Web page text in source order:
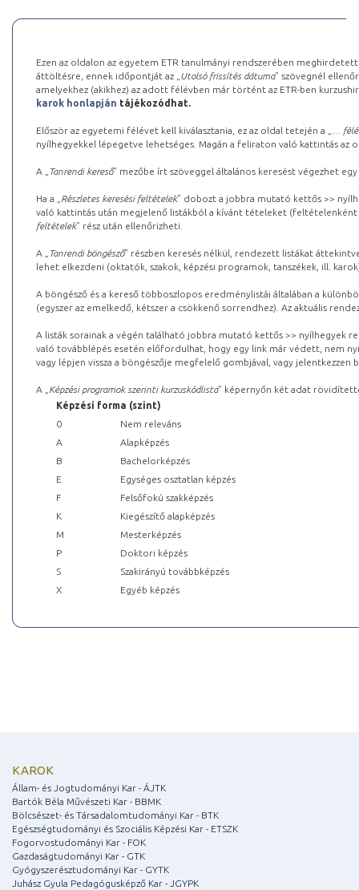
Ezen az oldalon az egyetem ETR tanulmányi rendszerében
áttöltésre, ennek időpontját az „ Utolsó frissítés dátuma” szövegnél
amelyekhez (akikhez) az adott félévben már történt az ETR-ben
karok honlapján tájékozódhat.
Először az egyetemi félévet kell kiválasztania, ez az oldal tetején a „
…
nyílhegyekkel lépegetve lehetséges. Magán a feliraton való kattintás az
A „ Tanrendi kereső” mezőbe írt szöveggel általános keresést végezhet
Ha a „ Részletes keresési feltételek” dobozt a jobbra mutató kettős >>
való kattintás után megjelenő listákból a kívánt tételeket (feltételenként
feltételek” rész után ellenőrizheti.
A „ Tanrendi böngésző” részben keresés nélkül, rendezett listákat
lehet elkezdeni (oktatók, szakok, képzési programok, tanszékek, ill.
A böngésző és a kereső többoszlopos eredménylistái általában a
(egyszer az emelkedő, kétszer a csökkenő sorrendhez). Az aktuális
A listák sorainak a végén található jobbra mutató kettős >> nyílhegyek
való továbblépés esetén előfordulhat, hogy egy link már védett, nem
vagy lépjen vissza a böngészője megfelelő gombjával, vagy
A „ Képzési programok szerinti kurzuskódlista” képernyőn két adat
Képzési forma (szint)
0
Nem releváns
A
Alapképzés
B
Bachelorképzés
E
Egységes osztatlan képzés
F
Felsőfokú szakképzés
K
Kiegészítő alapképzés
M
Mesterképzés
P
Doktori képzés
S
Szakirányú továbbképzés
X
Egyéb képzés
KAROK
Állam- és Jogtudományi Kar - ÁJTK
Bartók Béla Művészeti Kar - BBMK
Bölcsészet- és Társadalomtudományi Kar - BTK
Egészségtudományi és Szociális Képzési Kar - ETSZK
Fogorvostudományi Kar - FOK
Gazdaságtudományi Kar - GTK
Gyógyszerésztudományi Kar - GYTK
Juhász Gyula Pedagógusképző Kar - JGYPK